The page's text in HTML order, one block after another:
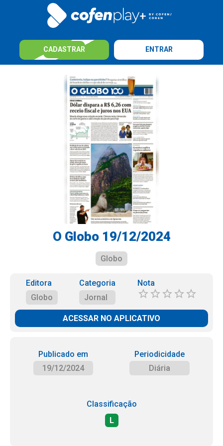
CADASTRAR ENTRAR
O Globo 19/12/2024
Globo
Editora
Globo
Categoria
Jornal
Nota
ACESSAR NO APLICATIVO
Publicado em
19/12/2024
Periodicidade
Diária
Classificação
L